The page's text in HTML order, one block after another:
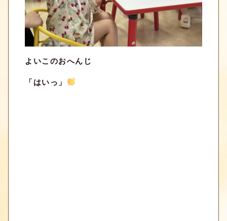
よいこのおへんじ
「はいっ」